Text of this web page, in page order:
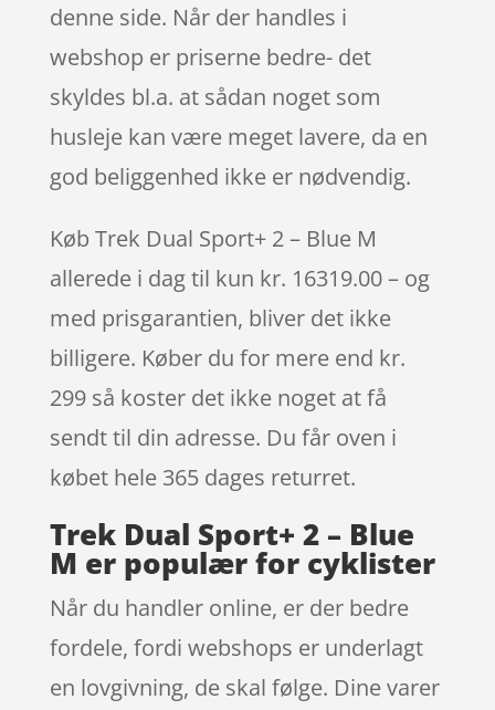
denne side. Når der handles i
webshop er priserne bedre- det
skyldes bl.a. at sådan noget som
husleje kan være meget lavere, da en
god beliggenhed ikke er nødvendig.
Køb Trek Dual Sport+ 2 – Blue M
allerede i dag til kun kr. 16319.00 – og
med prisgarantien, bliver det ikke
billigere. Køber du for mere end kr.
299 så koster det ikke noget at få
sendt til din adresse. Du får oven i
købet hele 365 dages returret.
Trek Dual Sport+ 2 – Blue
M er populær for cyklister
Når du handler online, er der bedre
fordele, fordi webshops er underlagt
en lovgivning, de skal følge. Dine varer